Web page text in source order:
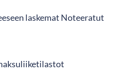
laskemat Noteeratut